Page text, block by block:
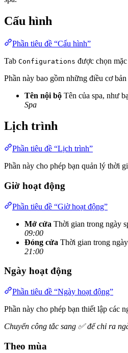
Cấu hình
Phần tiêu đề “Cấu hình”
Tab Configurations được chọn
Phần này bao gồm những điều cơ bản
Tên nội bộ Tên của spa, như
Spa
Lịch trình
Phần tiêu đề “Lịch trình”
Phần này cho phép bạn quản lý thời
Giờ hoạt động
Phần tiêu đề “Giờ hoạt động”
Mở cửa Thời gian trong ngày
09:00
Đóng cửa Thời gian trong
21:00
Ngày hoạt động
Phần tiêu đề “Ngày hoạt động”
Phần này cho phép bạn thiết lập các
Chuyển công tắc sang ✅ để chỉ ra
Theo mùa